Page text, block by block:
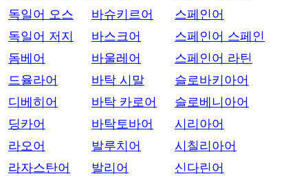
독일어 오스
독일어 저지
돔베어
드율라어
디베히어
딩카어
라오어
라자스탄어
바슈키르어
바스크어
바울레어
바탁 시말
바탁 카로어
바탁토바어
발루치어
발리어
스페인어
스페인어 스페인
스페인어 라틴
슬로바키아어
슬로베니아어
시리아어
시칠리아어
신다린어